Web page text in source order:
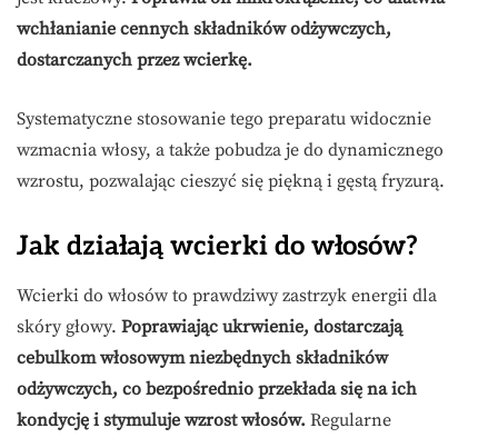
wchłanianie cennych składników odżywczych,
dostarczanych przez wcierkę.
Systematyczne stosowanie tego preparatu widocznie
wzmacnia włosy, a także pobudza je do dynamicznego
wzrostu, pozwalając cieszyć się piękną i gęstą fryzurą.
Jak działają wcierki do włosów?
Wcierki do włosów to prawdziwy zastrzyk energii dla
skóry głowy. Poprawiając ukrwienie, dostarczają
cebulkom włosowym niezbędnych składników
odżywczych, co bezpośrednio przekłada się na ich
kondycję i stymuluje wzrost włosów. Regularne